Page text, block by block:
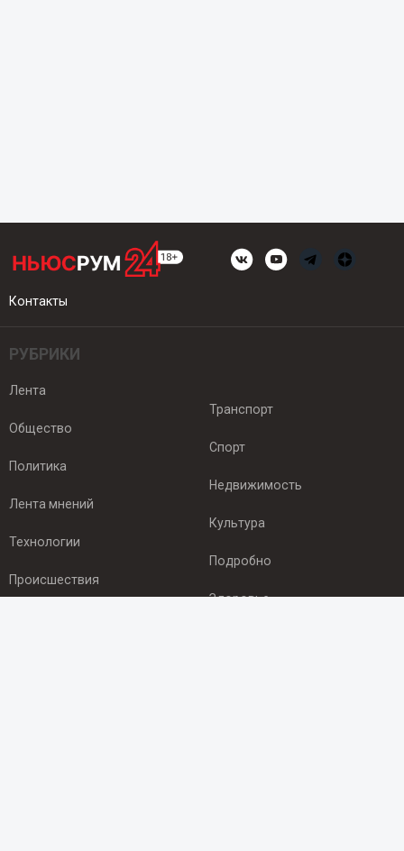
Контакты
РУБРИКИ
Лента
Общество
Политика
Лента мнений
Технологии
Происшествия
Транспорт
Спорт
Недвижимость
Культура
Подробно
Здоровье